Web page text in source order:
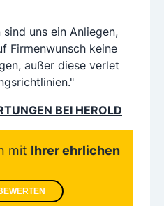
uns ein Anliegen,
Firmenwunsch keine
außer diese verlet
BEI HEROLD
mit Ihrer ehrlichen